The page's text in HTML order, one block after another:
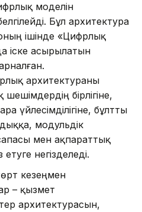
моделін
Бұл архитектура
ішінде «Цифрлық
іске асырылатын
архитектураны
бірлігіне,
үйлесімділігіне, бұлтты
модульдік
мен ақпараттық
етуге негізделеді.
кезеңмен
– қызмет
архитектурасын,